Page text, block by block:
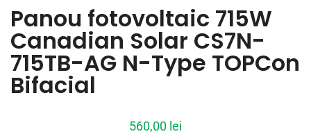
Panou fotovoltaic 715W
Canadian Solar CS7N-
715TB-AG N-Type TOPCon
Bifacial
560,00 lei